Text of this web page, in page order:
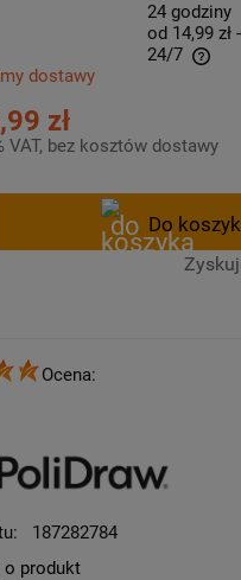
24 godziny
od 14,99 zł
24/7
ewentualnych kosztów
dostawy
zł
VAT, bez kosztów dostawy
Ocena:
187282784
o produkt